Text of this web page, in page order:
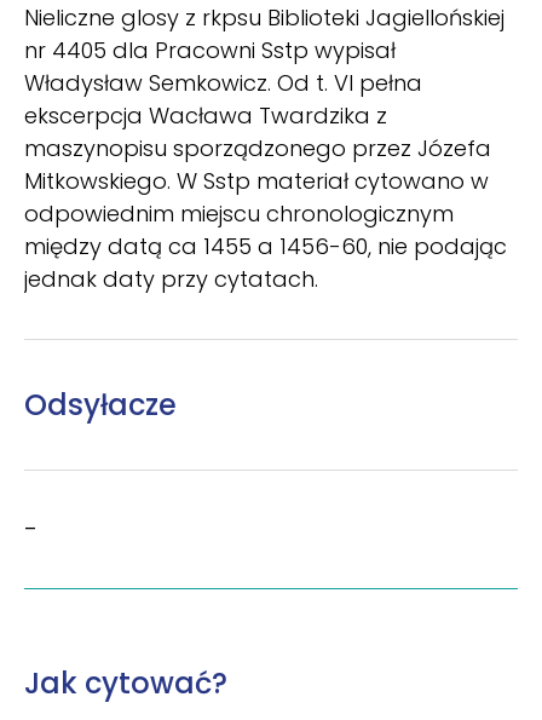
Nieliczne glosy z rkpsu Biblioteki Jagiellońskiej
nr 4405 dla Pracowni Sstp wypisał
Władysław Semkowicz. Od t. VI pełna
ekscerpcja Wacława Twardzika z
maszynopisu sporządzonego przez Józefa
Mitkowskiego. W Sstp materiał cytowano w
odpowiednim miejscu chronologicznym
między datą ca 1455 a 1456-60, nie podając
jednak daty przy cytatach.
Odsyłacze
–
Jak cytować?